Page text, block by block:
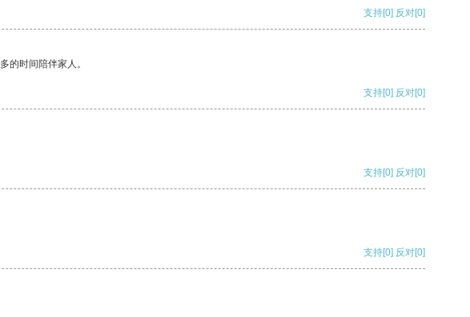
支持[0] 反对[0]
的时间陪伴家人。
支持[0] 反对[0]
支持[0] 反对[0]
支持[0] 反对[0]